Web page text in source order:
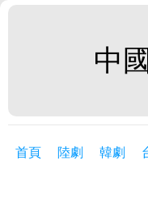
中
首頁 陸劇 韓劇